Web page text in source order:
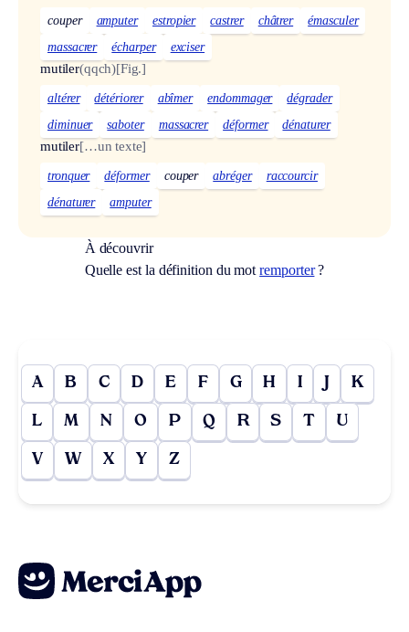
couper amputer estropier castrer châtrer
émasculer
massacrer
écharper exciser
mutiler(qqch)[Fig.]
altérer détériorer abîmer endommager
dégrader
diminuer
saboter massacrer déformer dénaturer
mutiler[…un texte]
tronquer déformer couper abréger
raccourcir
dénaturer
amputer
À découvrir
Quelle est la définition du motremporter?
A B C D E F G H I J K
L M N O P Q R S T U
V W X Y Z